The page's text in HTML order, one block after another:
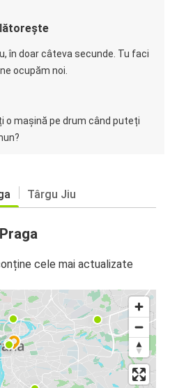
în doar câteva secunde. Tu faci
ocupăm noi.
o mașină pe drum când puteți
Târgu Jiu
cele mai actualizate